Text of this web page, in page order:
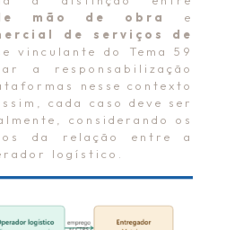
mão de obra
e
de serviços de
vinculante do Tema 59
a responsabilização
nesse contexto
cada caso deve ser
considerando os
da relação entre a
logístico.